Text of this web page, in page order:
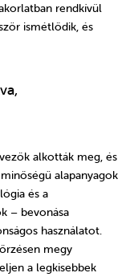
rendkívül
ismétlődik, és
alkották meg, és
alapanyagok
és a
– bevonása
használatot.
megy
a legkisebbek